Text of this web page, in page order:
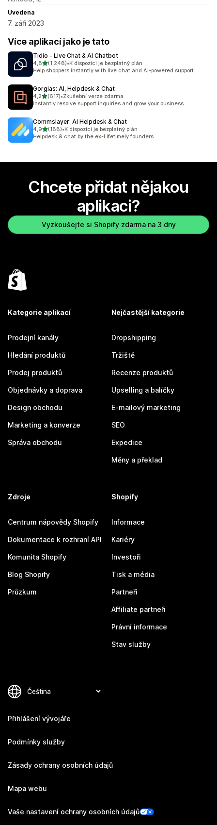
Uvedena
7. září 2023
Více aplikací jako je tato
Tidio ‑ Live Chat & AI Chatbot
4,8z 5 hvězd
(1 248)
Celkový počet recenzí: 1248
•K dispozici je bezplatný plán
Help shoppers instantly with live chat and AI-powered support.
Gorgias: AI, Helpdesk & Chat
4,2z 5 hvězd
(617)
Celkový počet recenzí: 617
•Zkušební verze zdarma
Instantly resolve support inquiries and grow your business.
Commslayer: AI Helpdesk & Chat
4,9z 5 hvězd
(188)
Celkový počet recenzí: 188
•K dispozici je bezplatný plán
Helpdesk & chat by the ex-Lifetimely founders
Chcete přidat nějakou
aplikaci?
Vyzkoušejte si Shopify zdarma na 3 dny
Kategorie aplikací
Prodejní kanály
Hledání produktů
Prodej produktů
Objednávky a doprava
Design obchodu
Marketing a konverze
Správa obchodu
Nejčastější kategorie
Dropshipping
Tržiště
Recenze produktů
Upselling a balíčky
E-mailový marketing
SEO
Expedice
Měny a překlad
Zdroje
Centrum nápovědy Shopify
Dokumentace k rozhraní API
Komunita Shopify
Blog Shopify
Průzkum
Shopify
Informace
Kariéry
Investoři
Tisk a média
Partneři
Affiliate partneři
Právní informace
Stav služby
Přihlášení vývojáře
Podmínky služby
Zásady ochrany osobních údajů
Mapa webu
Vaše nastavení ochrany osobních údajů